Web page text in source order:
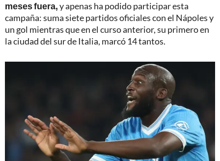
meses fuera,y apenas ha podido participar esta
campaña: suma siete partidos oficiales con el Nápoles y
un gol mientras que en el curso anterior, su primero en
la ciudad del sur de Italia, marcó 14 tantos.